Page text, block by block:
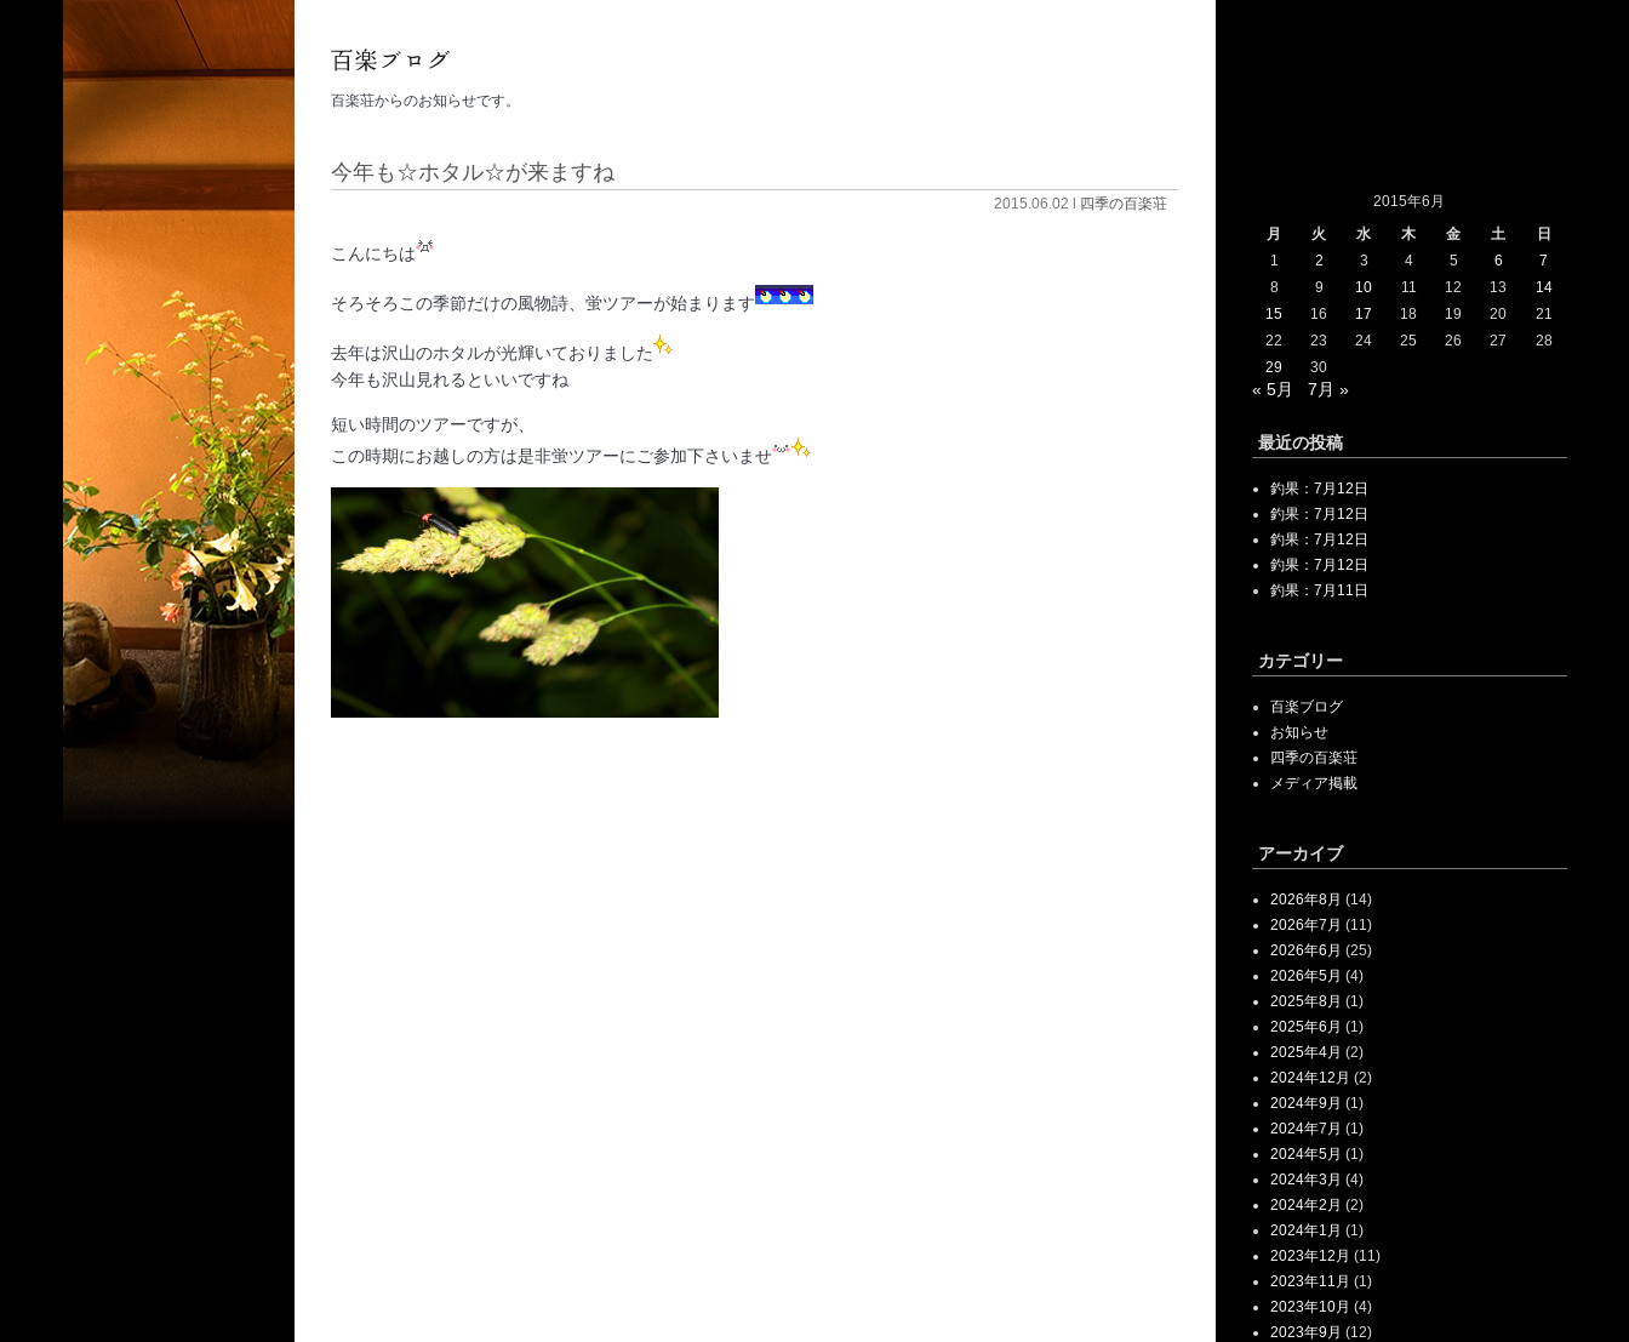
百楽荘からのお知らせです。
今年も☆ホタル☆が来ますね
2015.06.02 l 四季の百楽荘
こんにちは
そろそろこの季節だけの風物詩、蛍ツアーが始まります
去年は沢山のホタルが光輝いておりました
今年も沢山見れるといいですね
短い時間のツアーですが、
この時期にお越しの方は是非蛍ツアーにご参加下さいませ
2015年6月
月
火 水 木 金 土
日
1
2 3 4 5 6
7
8
9 10 11 12 13
14
15
16 17 18 19 20
21
22
23 24 25 26 27
28
29
30
« 5月 7月 »
最近の投稿
釣果：7月12日
釣果：7月12日
釣果：7月12日
釣果：7月12日
釣果：7月11日
カテゴリー
百楽ブログ
お知らせ
四季の百楽荘
メディア掲載
アーカイブ
2026年8月 (14)
2026年7月 (11)
2026年6月 (25)
2026年5月 (4)
2025年8月 (1)
2025年6月 (1)
2025年4月 (2)
2024年12月 (2)
2024年9月 (1)
2024年7月 (1)
2024年5月 (1)
2024年3月 (4)
2024年2月 (2)
2024年1月 (1)
2023年12月 (11)
2023年11月 (1)
2023年10月 (4)
2023年9月 (12)